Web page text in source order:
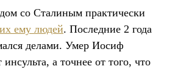
со Сталиным практически
ему людей. Последние 2 года
делами. Умер Иосиф
а точнее от того, что